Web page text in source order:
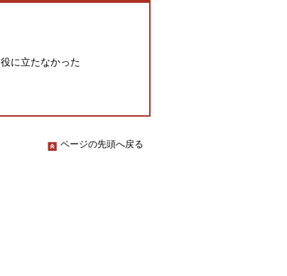
役に立たなかった
ページの先頭へ戻る